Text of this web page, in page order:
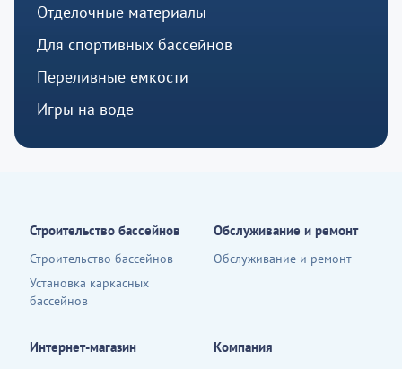
Отделочные материалы
Для спортивных бассейнов
Переливные емкости
Игры на воде
Строительство бассейнов
Строительство бассейнов
Установка каркасных
бассейнов
Обслуживание и ремонт
Обслуживание и ремонт
Интернет-магазин Компания